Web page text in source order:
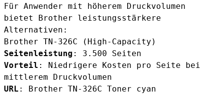
Für Anwender mit höherem Druckvolumen
bietet Brother leistungsstärkere
Alternativen:
Brother TN-326C (High-Capacity)
Seitenleistung : 3.500 Seiten
Vorteil : Niedrigere Kosten pro Seite bei
mittlerem Druckvolumen
URL :
Brother TN-326C Toner cyan